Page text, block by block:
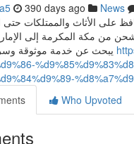
390 days ago News
على الأثاث والممتلكات
شحن من مكة المكرمة إلى
Who Upvoted